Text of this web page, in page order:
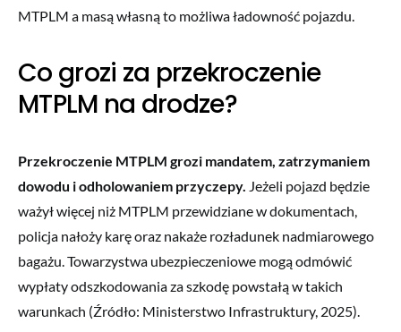
MTPLM a masą własną to możliwa ładowność pojazdu.
Co grozi za przekroczenie
MTPLM na drodze?
Przekroczenie MTPLM grozi mandatem, zatrzymaniem
dowodu i odholowaniem przyczepy. Jeżeli pojazd będzie
ważył więcej niż MTPLM przewidziane w dokumentach,
policja nałoży karę oraz nakaże rozładunek nadmiarowego
bagażu. Towarzystwa ubezpieczeniowe mogą odmówić
wypłaty odszkodowania za szkodę powstałą w takich
warunkach (Źródło: Ministerstwo Infrastruktury, 2025).